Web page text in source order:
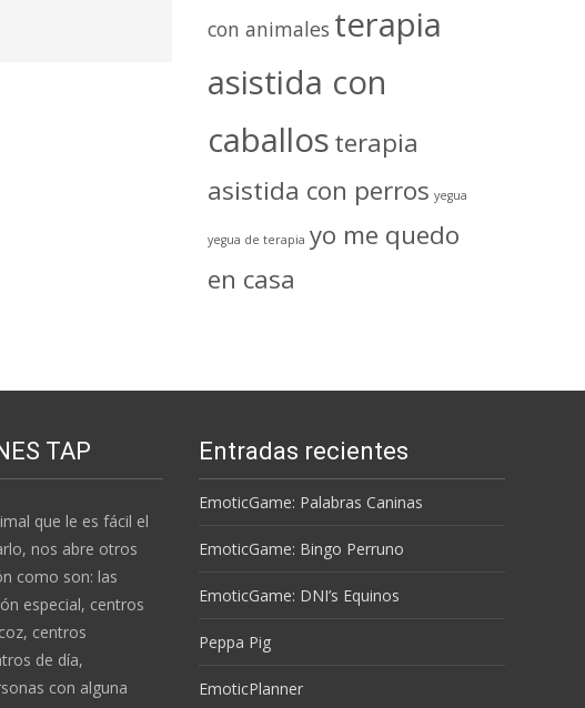
con animales terapia
asistida con
caballosterapia
asistida con perros yegua
yegua de terapia yo me quedo
en casa
TAP
que le es fácil el
nos abre otros
como son: las
especial, centros
centros
de día,
con alguna
Entradas recientes
EmoticGame: Palabras Caninas
EmoticGame: Bingo Perruno
EmoticGame: DNI’s Equinos
Peppa Pig
EmoticPlanner